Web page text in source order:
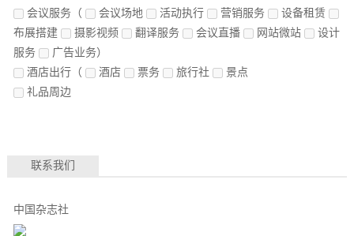
会议服务（ 会议场地 活动执行 营销服务
设备租赁
布展搭建
摄影视频 翻译服务 会议直播 网站微站
设计
服务
广告业务）
酒店出行（ 酒店 票务 旅行社
景点
礼品周边
联系我们
中国杂志社